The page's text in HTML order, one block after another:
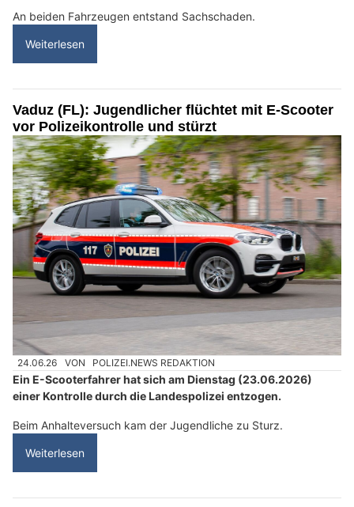
An beiden Fahrzeugen entstand Sachschaden.
Weiterlesen
Vaduz (FL): Jugendlicher flüchtet mit E-Scooter
vor Polizeikontrolle und stürzt
24.06.26 VON POLIZEI.NEWS REDAKTION
Ein E-Scooterfahrer hat sich am Dienstag (23.06.2026)
einer Kontrolle durch die Landespolizei entzogen.
Beim Anhalteversuch kam der Jugendliche zu Sturz.
Weiterlesen